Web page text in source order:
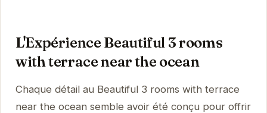
L'Expérience Beautiful 3 rooms
with terrace near the ocean
Chaque détail au Beautiful 3 rooms with terrace
near the ocean semble avoir été conçu pour offrir